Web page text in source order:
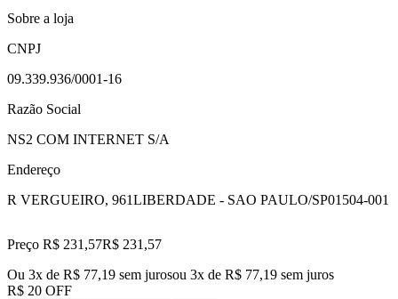
Sobre a loja
CNPJ
09.339.936/0001-16
Razão Social
NS2 COM INTERNET S/A
Endereço
R VERGUEIRO, 961LIBERDADE - SAO PAULO/SP01504-001
Preço R$ 231,57R$ 231 ,57
Ou 3x de R$ 77,19 sem jurosou 3x de R$ 77,19 sem juros
R$ 20 OFF